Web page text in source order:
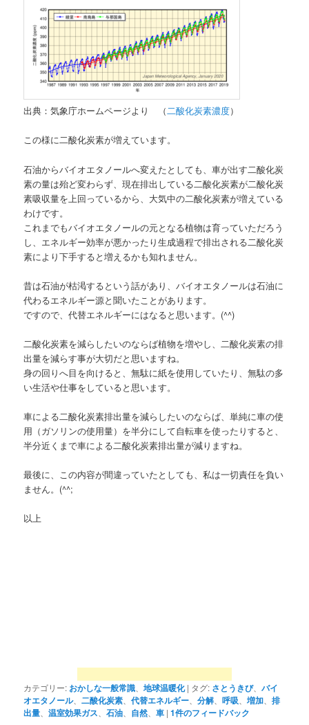
出典：気象庁ホームページより （二酸化炭素濃度）
この様に二酸化炭素が増えています。
石油からバイオエタノールへ変えたとしても、車が出す二酸化炭
素の量は殆ど変わらず、現在排出している二酸化炭素が二酸化炭
素吸収量を上回っているから、大気中の二酸化炭素が増えている
わけです。
これまでもバイオエタノールの元となる植物は育っていただろう
し、エネルギー効率が悪かったり生成過程で排出される二酸化炭
素により下手すると増えるかも知れません。
昔は石油が枯渇するという話があり、バイオエタノールは石油に
代わるエネルギー源と聞いたことがあります。
ですので、代替エネルギーにはなると思います。(^^)
二酸化炭素を減らしたいのならば植物を増やし、二酸化炭素の排
出量を減らす事が大切だと思いますね。
身の回りへ目を向けると、無駄に紙を使用していたり、無駄の多
い生活や仕事をしていると思います。
車による二酸化炭素排出量を減らしたいのならば、単純に車の使
用（ガソリンの使用量）を半分にして自転車を使ったりすると、
半分近くまで車による二酸化炭素排出量が減りますね。
最後に、この内容が間違っていたとしても、私は一切責任を負い
ません。(^^;
以上
カテゴリー: おかしな一般常識 、地球温暖化 | タグ: さとうきび、バイ
オエタノール、二酸化炭素 、代替エネルギー 、分解 、呼吸 、増加 、排
出量 、温室効果ガス 、石油 自然 、車 |1件のフィードバック